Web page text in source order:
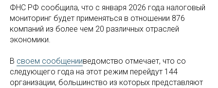
ФНС РФ сообщила, что с января 2026 года налоговый
мониторинг будет применяться в отношении 876
компаний из более чем 20 различных отраслей
экономики.
В своем сообщенииведомство отмечает, что со
следующего года на этот режим перейдут 144
организации, большинство из которых представляют